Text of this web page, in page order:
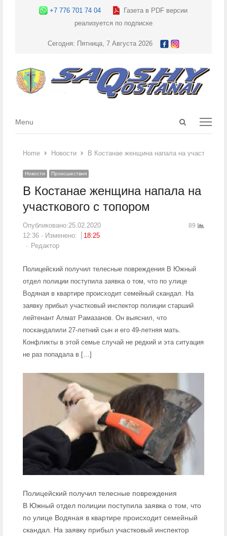
+7 776 701 74 04
Газета в PDF версии
реализуется по подписке
Сегодня: Пятница, 7 Августа 2026
Open
Menu
Menu
Home Новости В Костанае женщина напала на участкового
Новости Происшествия
В Костанае женщина напала на
участкового с топором
Опубликовано:25.02.2020
12:36
Изменено:
18:25
Author
Редактор
89
Полицейский получил телесные повреждения В Южный
отдел полиции поступила заявка о том, что по улице
Водяная в квартире происходит семейный скандал. На
заявку прибыл участковый инспектор полиции старший
лейтенант Алмат Рамазанов. Он выяснил, что
поскандалили 27-летний сын и его 49-летняя мать.
Конфликты в этой семье случай не редкий и эта ситуация
не раз попадала в […]
Полицейский получил телесные повреждения
В Южный отдел полиции поступила заявка о том, что
по улице Водяная в квартире происходит семейный
скандал. На заявку прибыл участковый инспектор